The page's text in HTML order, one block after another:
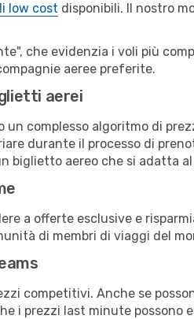
low cost disponibili. Il nostro
che evidenzia i voli più
aeree preferite.
aerei
complesso algoritmo di
durante il processo di
biglietto aereo che si adatta
a offerte esclusive e
di membri di viaggi del
competitivi. Anche se
i prezzi last minute